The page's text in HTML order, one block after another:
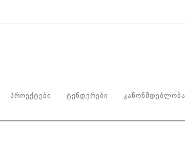
ᲞᲠᲝᲔᲥᲢᲔᲑᲘ ᲢᲔᲜᲓᲔᲠᲔᲑᲘ ᲙᲐᲜᲝᲜᲛᲓᲔᲑᲚᲝᲑᲐ